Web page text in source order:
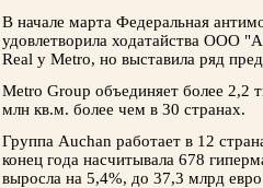
В начале марта Федеральная
удовлетворила ходатайства ООО
Real у Metro, но выставила ряд
Metro Group объединяет более 2,2
млн кв.м. более чем в 30 странах.
Группа Auchan работает в 12
конец года насчитывала 678
выросла на 5,4%, до 37,3 млрд